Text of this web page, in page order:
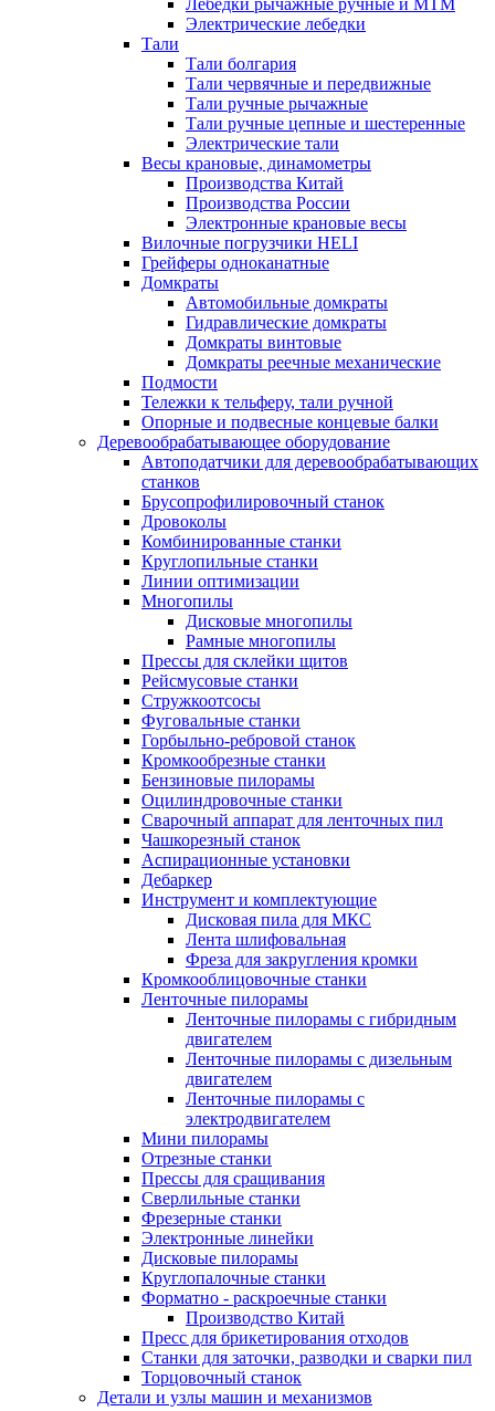
Лебедки рычажные ручные и МТМ
Электрические лебедки
Тали
Тали болгария
Тали червячные и передвижные
Тали ручные рычажные
Тали ручные цепные и шестеренные
Электрические тали
Весы крановые, динамометры
Производства Китай
Производства России
Электронные крановые весы
Вилочные погрузчики HELI
Грейферы одноканатные
Домкраты
Автомобильные домкраты
Гидравлические домкраты
Домкраты винтовые
Домкраты реечные механические
Подмости
Тележки к тельферу, тали ручной
Опорные и подвесные концевые балки
Деревообрабатывающее оборудование
Автоподатчики для деревообрабатывающих
станков
Брусопрофилировочный станок
Дровоколы
Комбинированные станки
Круглопильные станки
Линии оптимизации
Многопилы
Дисковые многопилы
Рамные многопилы
Прессы для склейки щитов
Рейсмусовые станки
Стружкоотсосы
Фуговальные станки
Горбыльно-ребровой станок
Кромкообрезные станки
Бензиновые пилорамы
Оцилиндровочные станки
Сварочный аппарат для ленточных пил
Чашкорезный станок
Аспирационные установки
Дебаркер
Инструмент и комплектующие
Дисковая пила для МКС
Лента шлифовальная
Фреза для закругления кромки
Кромкооблицовочные станки
Ленточные пилорамы
Ленточные пилорамы с гибридным
двигателем
Ленточные пилорамы с дизельным
двигателем
Ленточные пилорамы с
электродвигателем
Мини пилорамы
Отрезные станки
Прессы для сращивания
Сверлильные станки
Фрезерные станки
Электронные линейки
Дисковые пилорамы
Круглопалочные станки
Форматно - раскроечные станки
Производство Китай
Пресс для брикетирования отходов
Станки для заточки, разводки и сварки пил
Торцовочный станок
Детали и узлы машин и механизмов